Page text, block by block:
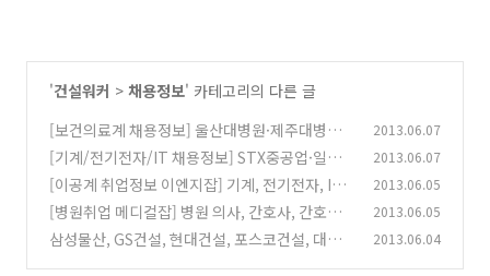
'건설워커 > 채용정보' 카테고리의 다른 글
[보건의료계 채용정보] 울산대병원·제주대병원·
영남대병원 등 (0)
2013.06.07
[기계/전기전자/IT 채용정보] STX중공업·일진
전기·두산/정보통신 등
(0)
2013.06.07
[이공계 취업정보 이엔지잡] 기계, 전기전자, IT,
설계, 연구개발, 생산기술 구인구직 정보
(0)
2013.06.05
[병원취업 메디컬잡] 병원 의사, 간호사, 간호조
무사, 약사 구인구직 임대 분양 개원정보
(0)
2013.06.05
삼성물산, GS건설, 현대건설, 포스코건설, 대우
2013.06.04